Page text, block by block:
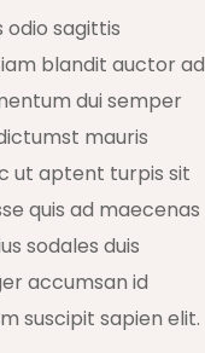
sagittis
blandit auctor ad
dui semper
mauris
ut aptent turpis sit
quis ad maecenas
sodales duis
accumsan id
suscipit sapien elit.